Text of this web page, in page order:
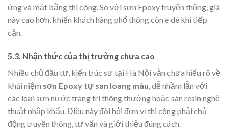
ứng và mặt bằng thi công. So với sơn Epoxy truyền thống, giá
này cao hơn, khiến khách hàng phổ thông còn e dè khi tiếp
cận.
5.3. Nhận thức của thị trường chưa cao
Nhiều chủ đầu tư, kiến trúc sư tại Hà Nội vẫn chưa hiểu rõ về
khái niệm sơn Epoxy tự san loang màu, dễ nhầm lẫn với
các loại sơn nước trang trí thông thường hoặc sàn resin nghệ
thuật nhập khẩu. Điều này đòi hỏi đơn vị thi công phải chủ
động truyền thông, tư vấn và giới thiệu đúng cách.